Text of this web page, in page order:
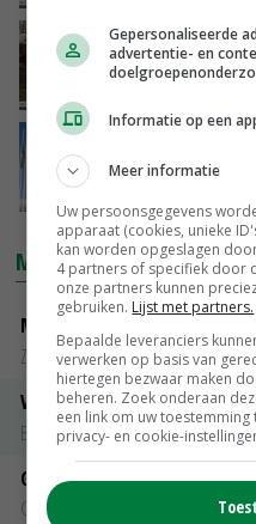
TV:
MARKTPRIJZEN
Magere melkpoeder
Zuivel NL
Vleeskuikens 2001-2600 gr
Barneveld
Gerst
Groningen
Gepersonaliseerde
advertentie- en
Informatie op een
Meer informatie
Uw persoonsgegevens
apparaat (cookies, unieke
kan worden opgeslagen
4 partners of specifiek door
onze partners kunnen
gebruiken. Lijst met partners.
Bepaalde leveranciers
verwerken op basis van
hiertegen bezwaar maken
beheren. Zoek onderaan
een link om uw
privacy- en cookie-